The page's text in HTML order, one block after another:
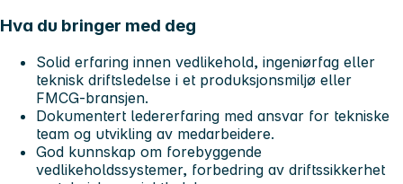
Hva du bringer med deg
Solid erfaring innen vedlikehold, ingeniørfag eller
teknisk driftsledelse i et produksjonsmiljø eller
FMCG-bransjen.
Dokumentert ledererfaring med ansvar for tekniske
team og utvikling av medarbeidere.
God kunnskap om forebyggende
vedlikeholdssystemer, forbedring av driftssikkerhet